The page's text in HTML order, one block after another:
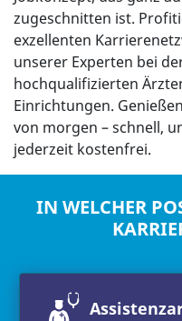
zugeschnitten ist.
exzellenten
unserer Experten bei
hochqualifizierten
Einrichtungen.
von morgen – schnell,
jederzeit kostenfrei.
IN WELCHER